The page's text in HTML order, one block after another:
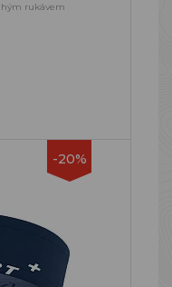
rukávem
-20%